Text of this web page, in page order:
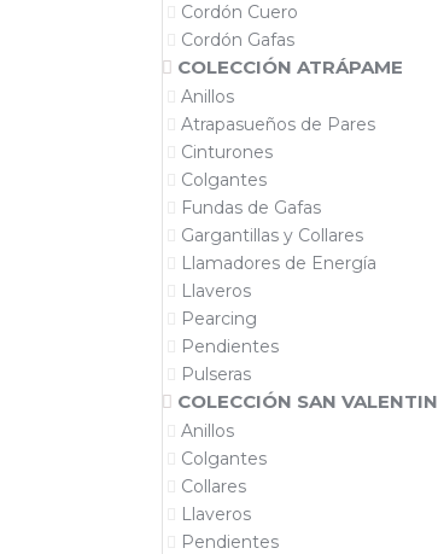
Cordón Cuero
Cordón Gafas
COLECCIÓN ATRÁPAME
Anillos
Atrapasueños de Pares
Cinturones
Colgantes
Fundas de Gafas
Gargantillas y Collares
Llamadores de Energía
Llaveros
Pearcing
Pendientes
Pulseras
COLECCIÓN SAN VALENTIN
Anillos
Colgantes
Collares
Llaveros
Pendientes